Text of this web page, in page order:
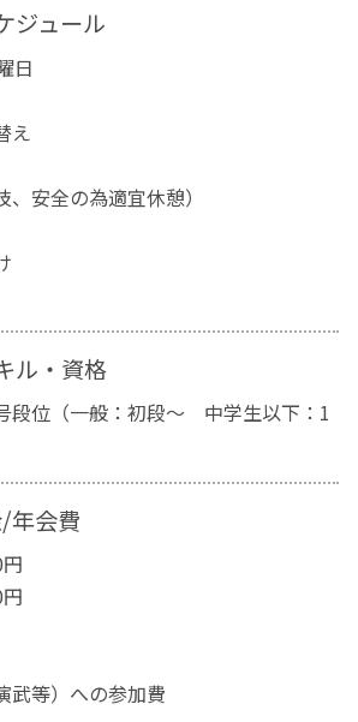
ジュール
日
え
安全の為適宜休憩）
ル・資格
段位（一般：初段～ 中学生以下：1
年会費
武等）への参加費